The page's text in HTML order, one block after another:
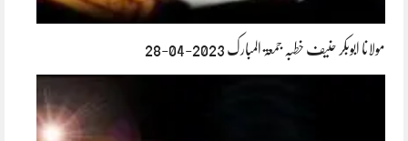
مولانا ابوبکر حنیف خطبہ جمعۃ المبارک 2023-04-28